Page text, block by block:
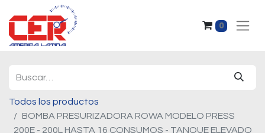
0
Todos los productos
BOMBA PRESURIZADORA ROWA MODELO PRESS
200E - 200L HASTA 16 CONSUMOS - TANQUE ELEVADO